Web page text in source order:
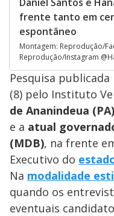
frente tanto em
espontâneo
Montagem: Reprodução/
Reprodução/Instagram
Pesquisa
(8) pelo Instituto
de Ananindeua
e a atual
(MDB), na frente
Executivo do
Na modalidade
quando os
eventuais